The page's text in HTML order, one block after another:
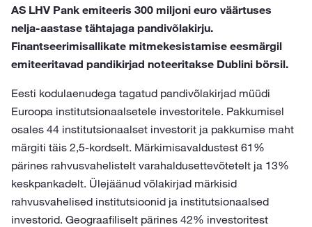
AS LHV Pank emiteeris 300 miljoni euro väärtuses
nelja-aastase tähtajaga pandivõlakirju.
Finantseerimisallikate mitmekesistamise eesmärgil
emiteeritavad pandikirjad noteeritakse Dublini börsil.
Eesti kodulaenudega tagatud pandivõlakirjad müüdi
Euroopa institutsionaalsetele investoritele. Pakkumisel
osales 44 institutsionaalset investorit ja pakkumise maht
märgiti täis 2,5-kordselt. Märkimisavaldustest 61%
pärines rahvusvahelistelt varahaldusettevõtetelt ja 13%
keskpankadelt. Ülejäänud võlakirjad märkisid
rahvusvahelised institutsioonid ja institutsionaalsed
investorid. Geograafiliselt pärines 42% investoritest